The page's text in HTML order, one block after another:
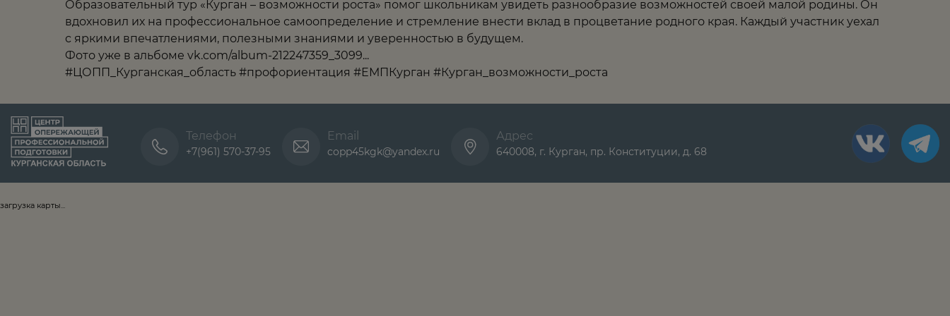
Образовательный тур «Курган – возможности роста» помог школьникам увидеть разнообразие возможностей своей малой родины. Он
вдохновил их на профессиональное самоопределение и стремление внести вклад в процветание родного края. Каждый участник уехал
с яркими впечатлениями, полезными знаниями и уверенностью в будущем.
Фото уже в альбоме vk.com/album-212247359_3099...
#ЦОПП_Курганская_область #профориентация #ЕМПКурган #Курган_возможности_роста
Телефон
+7(961) 570-37-95
Email
copp45kgk@yandex.ru
Адрес
640008, г. Курган, пр. Конституции, д. 68
загрузка карты...